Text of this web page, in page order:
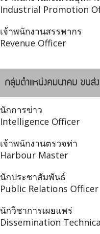
Industrial Promotion
เจ้าพนักงานสรรพากร
Revenue Officer
กลุ่มตำแหน่งคมนาคม ขน
นักการข่าว
Intelligence Officer
เจ้าพนักงานตรวจท่า
Harbour Master
นักประชาสัมพันธ์
Public Relations Officer
นักวิชาการเผยแพร่
Dissemination